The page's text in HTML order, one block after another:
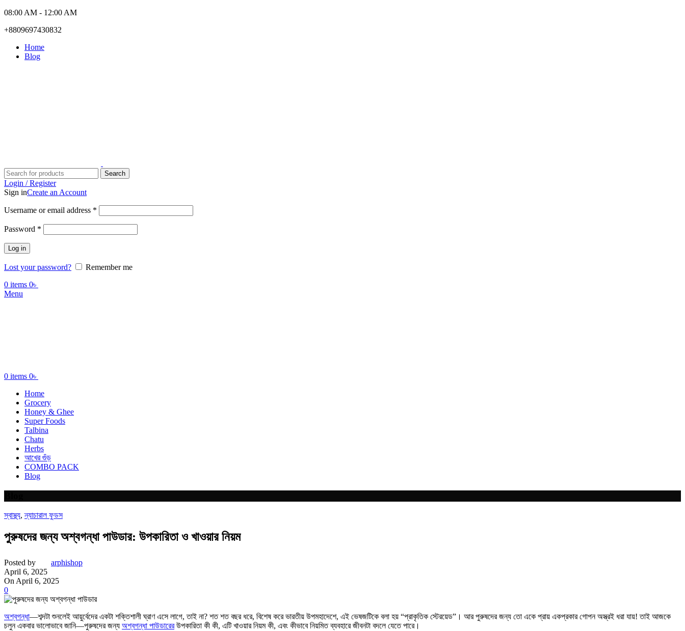
08:00 AM - 12:00 AM
+8809697430832
Home
Blog
Search
Login / Register
Sign inCreate an Account
Username or email address *
Password *
Log in
Lost your password?
Remember me
0 items 0৳
Menu
0 items 0৳
Home
Grocery
Honey & Ghee
Super Foods
Talbina
Chatu
Herbs
আখের গুঁড়
COMBO PACK
Blog
স্বাস্থ্য,ন্যাচারাল ফুডস
পুরুষদের জন্য অশ্বগন্ধা পাউডার: উপকারিতা ও খাওয়ার নিয়ম
Posted by
arphishop
April 6, 2025
On April 6, 2025
0
অশ্বগন্ধা—শব্দটা শুনলেই আয়ুর্বেদের একটা শক্তিশালী ঘ্রাণ এসে লাগে, তাই না? শত শত বছর ধরে, বিশেষ করে ভারতীয় উপমহাদেশে, এই ভেষজটিকে বলা হয় “প্রাকৃতিক স্টেরয়েড”। আর পুরুষদের জন্য তো একে প্রায় একপ্রকার গোপন অস্ত্রই ধরা যায়! তাই আজকে
চলুন একবার ভালোভাবে জানি—পুরুষদের জন্য অশ্বগন্ধা পাউডারেরউপকারিতা কী কী, এটি খাওয়ার নিয়ম কী, এবং কীভাবে নিয়মিত ব্যবহারে জীবনটা বদলে যেতে পারে।